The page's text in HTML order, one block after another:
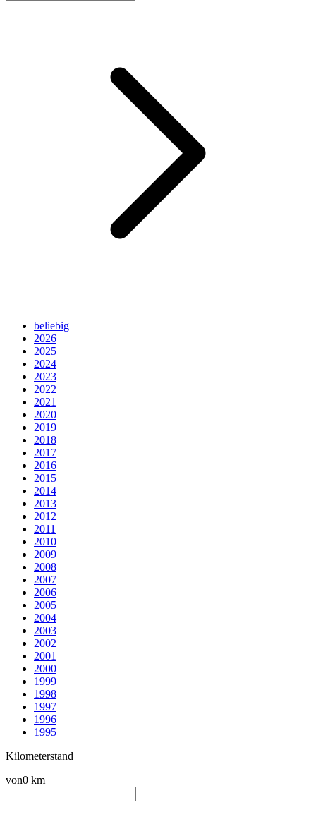
beliebig
2026
2025
2024
2023
2022
2021
2020
2019
2018
2017
2016
2015
2014
2013
2012
2011
2010
2009
2008
2007
2006
2005
2004
2003
2002
2001
2000
1999
1998
1997
1996
1995
Kilometerstand
von0 km